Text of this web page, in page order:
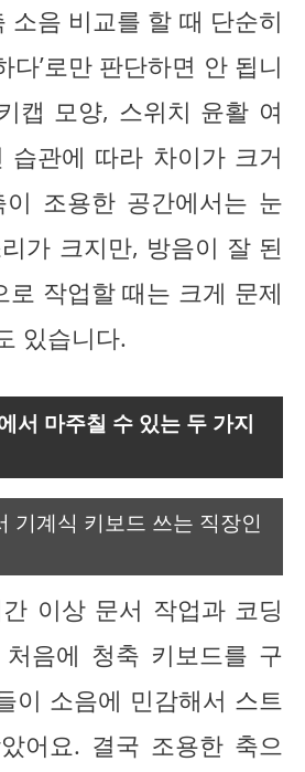
소음 비교를 할 때 단순히
다’로만 판단하면 안 됩니
캡 모양, 스위치 윤활 여
습관에 따라 차이가 크거
조용한 공간에서는 눈
가 크지만, 방음이 잘 된
로 작업할 때는 크게 문제
있습니다.
서 마주칠 수 있는 두 가지
기계식 키보드 쓰는 직장인
이상 문서 작업과 코딩
음에 청축 키보드를 구
이 소음에 민감해서 스트
어요. 결국 조용한 축으